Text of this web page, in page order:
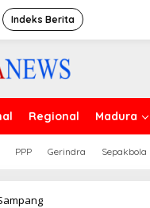
Indeks Berita
Regional Madura
PPP Gerindra Sepakbola
3